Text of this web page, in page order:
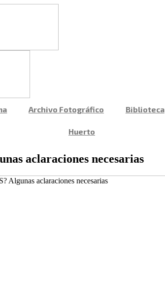
Archivo Fotográfico Biblioteca
Huerto
aclaraciones necesarias